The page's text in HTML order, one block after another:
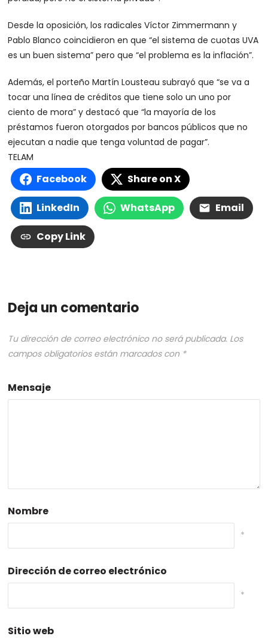
Desde la oposición, los radicales Víctor Zimmermann y
Pablo Blanco coincidieron en que “el sistema de cuotas UVA
es un buen sistema” pero que “el problema es la inflación”.
Además, el porteño Martín Lousteau subrayó que “se va a
tocar una línea de créditos que tiene solo un uno por
ciento de mora” y destacó que “la mayoría de los
préstamos fueron otorgados por bancos públicos que no
ejecutan a nadie que tenga voluntad de pagar”.
TELAM
Facebook Share on X
LinkedIn WhatsApp Email
Copy Link
Deja un comentario
Tu dirección de correo electrónico no será publicada. Los
campos obligatorios están marcados con *
Mensaje
Nombre
*
Dirección de correo electrónico
*
Sitio web